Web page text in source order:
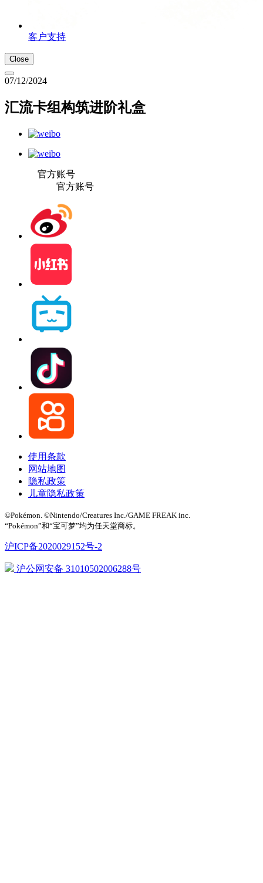
客户支持
Close
07/12/2024
汇流卡组构筑进阶礼盒
官方账号
官方账号
使用条款
网站地图
隐私政策
儿童隐私政策
©Pokémon. ©Nintendo/Creatures Inc./GAME FREAK inc.
“Pokémon”和“宝可梦”均为任天堂商标。
沪ICP备2020029152号-2
沪公网安备 31010502006288号